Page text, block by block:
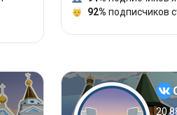
92% подписчиков
20